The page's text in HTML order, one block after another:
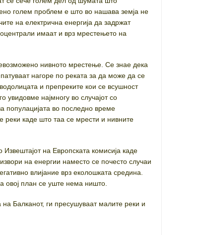
голем проблем е што во нашава земја не
на електрична енергија да задржат
имаат и врз мрестењето на
нивното мрестење. Се знае дека
нагоре по реката за да може да се
и препреките кои се всушност
увидовме најмногу во случајот со
популацијата во последно време
реки каде што таа се мрести и нивните
на Европската комисија каде
на енергии наместо се почесто случаи
влијание врз еколошката средина.
овој план се уште нема ништо.
Балканот, ги пресушуваат малите реки и